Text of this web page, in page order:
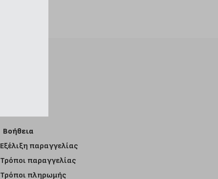
Βοήθεια
Εξέλιξη παραγγελίας
Τρόποι παραγγελίας
Τρόποι πληρωμής